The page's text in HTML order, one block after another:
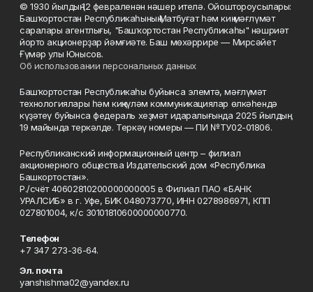
© 1930 йылдың 12 февраленән нәшер ителә. Ойоштороусылары:
Башҡортостан Республикаһының Матбуғат һәм киң мәғлүмәт
саралары агентлығы, "Башҡортостан Республикаһы" нәшриәт
йорто акционерҙар йәмғиәте. Баш мөхәррире — Мирсәйет
Ғүмәр улы Юнысов.
Об использовании персональных данных
Башҡортостан Республикаһы буйынса элемтә, мәғлүмәт
технологиялары һәм киңкүләм коммуникациялар өлкәһендә
күҙәтеү буйынса федераль хеҙмәт идаралығында 2025 йылдың
19 майында теркәлде. Теркәү номеры — ПИ №ТУ02-01806.
Республиканский информационный центр – филиал
акционерного общества Издательский дом «Республика
Башкортостан».
Р./счёт 40602810200000000005 в Филиал ПАО «БАНК
УРАЛСИБ» в г. Уфе, БИК 048073770, ИНН 0278986971, КПП
027801004, к/с 30101810600000000770.
Телефон
+7 347 273-36-64.
Эл. почта
yanshishma02@yandex.ru